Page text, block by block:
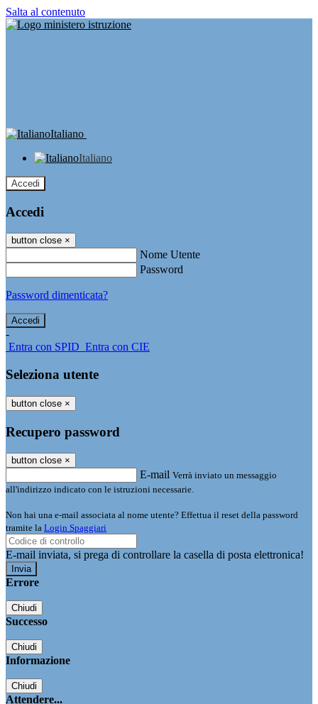
Salta al contenuto
Italiano
Italiano
Accedi
Accedi
button close ×
Nome Utente
Password
Password dimenticata?
-
Entra con SPID Entra con CIE
Seleziona utente
button close ×
Recupero password
button close ×
E-mail Verrà inviato un messaggio
all'indirizzo indicato con le istruzioni necessarie.
Non hai una e-mail associata al nome utente? Effettua il reset della password
tramite la Login Spaggiari
E-mail inviata, si prega di controllare la casella di posta elettronica!
Errore
Chiudi
Successo
Chiudi
Informazione
Chiudi
Attendere...